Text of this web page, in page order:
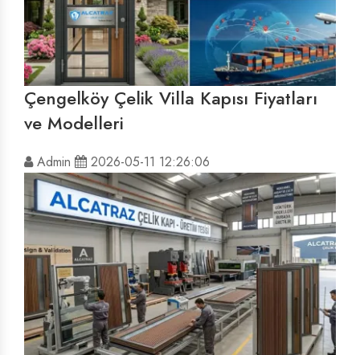
Çengelköy Çelik Villa Kapısı Fiyatları
ve Modelleri
Admin 2026-05-11 12:26:06